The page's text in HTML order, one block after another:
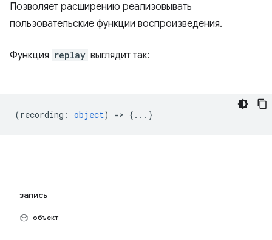
Позволяет расширению реализовывать
пользовательские функции воспроизведения.
Функция replay выглядит так:
(recording : object) => {...}
запись
объект